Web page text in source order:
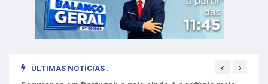
ÚLTIMAS NOTÍCIAS : ‹ ›